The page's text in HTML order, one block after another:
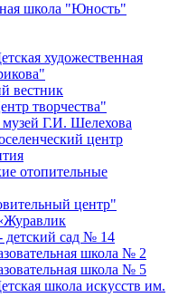
школа "Юность"
художественная
вестник
творчества"
Г.И. Шелехова
центр
отопительные
центр"
детский сад № 14
школа № 2
школа № 5
школа искусств им.